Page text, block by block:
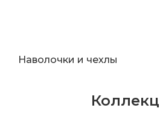
Наволочки и чехлы